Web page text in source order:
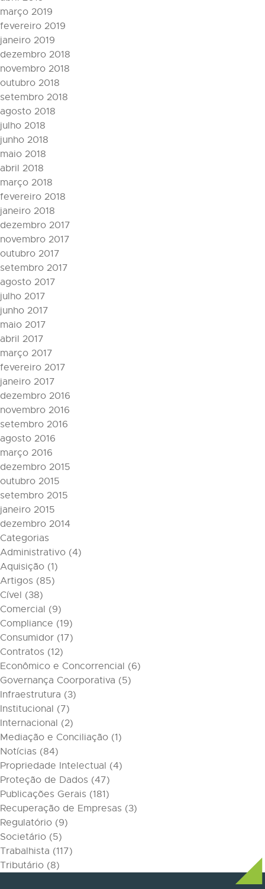
março 2019
fevereiro 2019
janeiro 2019
dezembro 2018
novembro 2018
outubro 2018
setembro 2018
agosto 2018
julho 2018
junho 2018
maio 2018
abril 2018
março 2018
fevereiro 2018
janeiro 2018
dezembro 2017
novembro 2017
outubro 2017
setembro 2017
agosto 2017
julho 2017
junho 2017
maio 2017
abril 2017
março 2017
fevereiro 2017
janeiro 2017
dezembro 2016
novembro 2016
setembro 2016
agosto 2016
março 2016
dezembro 2015
outubro 2015
setembro 2015
janeiro 2015
dezembro 2014
Categorias
Administrativo (4)
Aquisição (1)
Artigos (85)
Cível (38)
Comercial (9)
Compliance (19)
Consumidor (17)
Contratos (12)
Econômico e Concorrencial (6)
Governança Coorporativa (5)
Infraestrutura (3)
Institucional (7)
Internacional (2)
Mediação e Conciliação (1)
Notícias (84)
Propriedade Intelectual (4)
Proteção de Dados (47)
Publicações Gerais (181)
Recuperação de Empresas (3)
Regulatório (9)
Societário (5)
Trabalhista (117)
Tributário (8)